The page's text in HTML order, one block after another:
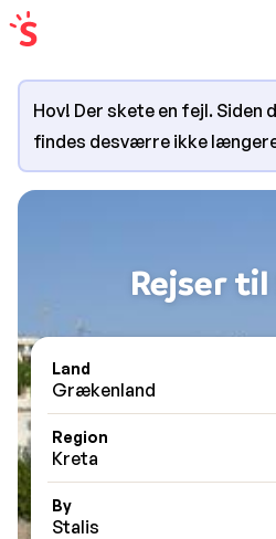
Hov! Der skete en fejl. Siden
findes desværre ikke
Rejser
Land
Grækenland
Region
Kreta
By
Stalis